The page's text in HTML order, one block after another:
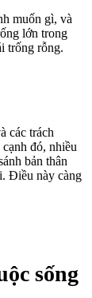
muốn gì, và
lớn trong
trống rỗng.
các trách
đó, nhiều
bản thân
Điều này càng
sống